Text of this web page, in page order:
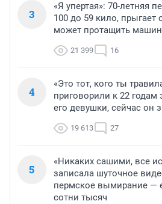
3
«Я упертая»: 70-летняя
100 до 59 кило,
может протащить
21 399 16
4
«Это тот, кого ты
приговорили к 22 годам
его девушки, сейчас он
19 613 27
5
«Никаких сашими, все
записала шуточное
пермское вымирание —
сотни тысяч